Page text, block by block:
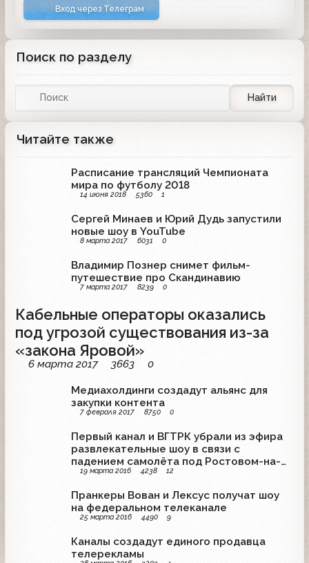
Вход через Телеграм
Поиск по разделу
Найти
Читайте также
Расписание трансляций Чемпионата
мира по футболу 2018
14 июня 2018 5360 1
Сергей Минаев и Юрий Дудь запустили
новые шоу в YouTube
8 марта 2017 6031 0
Владимир Познер снимет фильм-
путешествие про Скандинавию
7 марта 2017 8239 0
Кабельные операторы оказались
под угрозой существования из-за
«закона Яровой»
6 марта 2017 3663 0
Медиахолдинги создадут альянс для
закупки контента
7 февраля 2017 8750 0
Первый канал и ВГТРК убрали из эфира
развлекательные шоу в связи с
падением самолёта под Ростовом-на-
Дону
19 марта 2016 4238 12
Пранкеры Вован и Лексус получат шоу
на федеральном телеканале
25 марта 2016 4490 9
Каналы создадут единого продавца
телерекламы